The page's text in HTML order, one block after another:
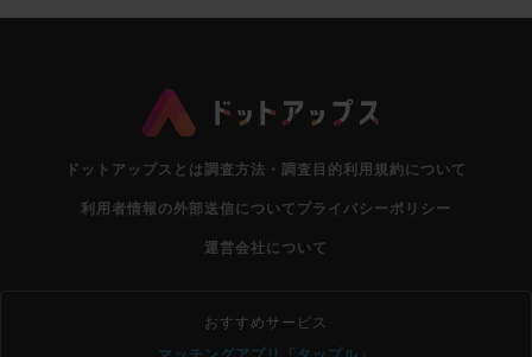
ドットアップスとは調査方法・調査目的利用規約について
利用者情報の外部送信についてプライバシーポリシー
運営会社について
おすすめサービス